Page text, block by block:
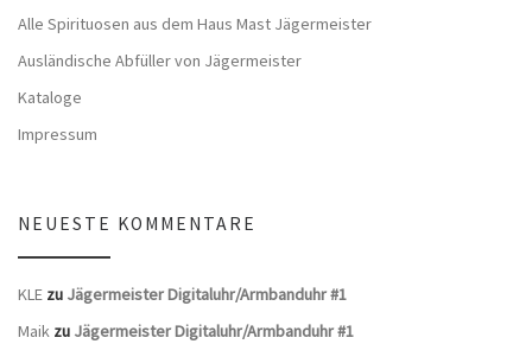
Alle Spirituosen aus dem Haus Mast Jägermeister
Ausländische Abfüller von Jägermeister
Kataloge
Impressum
NEUESTE KOMMENTARE
KLE zu Jägermeister Digitaluhr/Armbanduhr #1
Maik zu Jägermeister Digitaluhr/Armbanduhr #1